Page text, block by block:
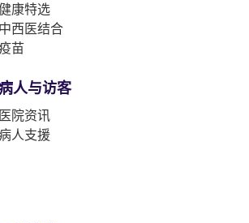
康特选
西医结合
苗
人与访客
院资讯
人支援